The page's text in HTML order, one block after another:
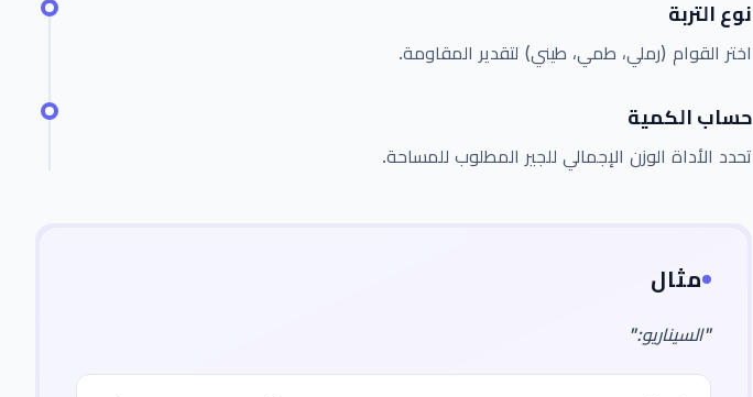
نوع التربة
اختر القوام (رملي، طمي، طيني) لتقدير المقاومة.
حساب الكمية
تحدد الأداة الوزن الإجمالي للجير المطلوب للمساحة.
مثال
"السيناريو:"